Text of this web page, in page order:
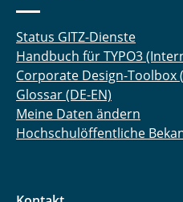
Status GITZ-Dienste
Handbuch für TYPO3
Corporate Design-Toolbox
Glossar (DE-EN)
Meine Daten ändern
Hochschulöffentliche